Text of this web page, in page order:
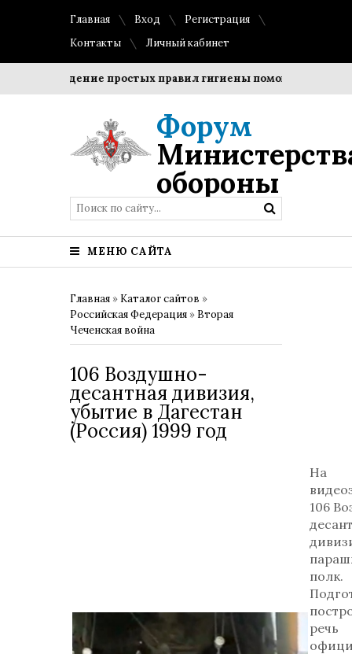
Главная Вход
Регистрация
Контакты
Личный кабинет
Соблюдение простых правил гигиены помогает
Форум
обороны
МЕНЮ САЙТА
Главная » Каталог сайтов »
Российская Федерация » Вторая
Чеченская война
106 Воздушно-
десантная дивизия,
убытие в Дагестан
(Россия) 1999 год
На
106
полк.
речь